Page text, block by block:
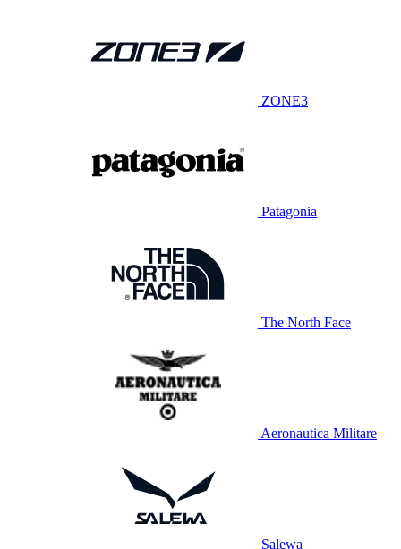
ZONE3
Patagonia
The North Face
Aeronautica Militare
Salewa